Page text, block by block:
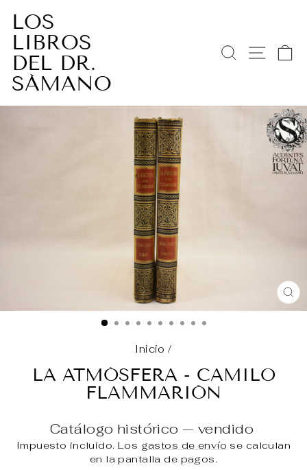
directamente
contenido
LOS
LIBROS
DEL DR.
SÁMANO
BUSCAR
Inicio /
LA ATMÓSFERA - CAMILO
FLAMMARIÓN
Catálogo histórico — vendido
Impuesto incluido. Los gastos de envío se calculan
en la pantalla de pagos.